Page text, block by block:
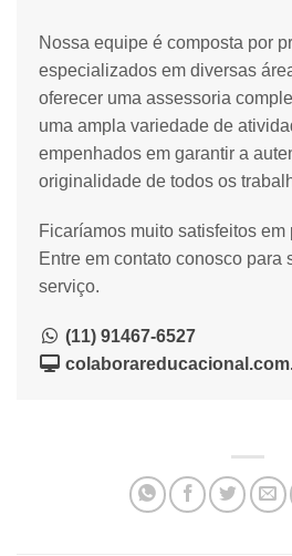
Nossa equipe é composta por
especializados em diversas
oferecer uma assessoria
uma ampla variedade de
empenhados em garantir a
originalidade de todos os
Ficaríamos muito satisfeitos em
Entre em contato conosco para
serviço.
(11) 91467-6527